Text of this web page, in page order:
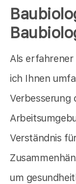
Als
ich Ihnen
Verbesserung
Verständnis
um